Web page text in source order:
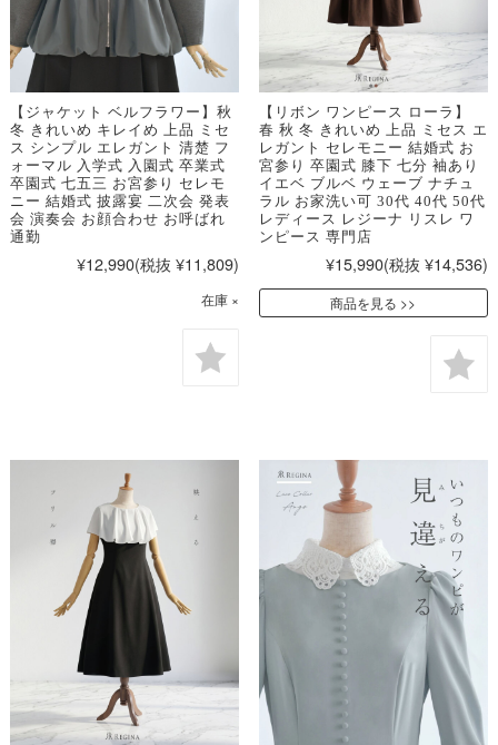
【ジャケット ベルフラワー】秋
冬 きれいめ キレイめ 上品 ミセ
ス シンプル エレガント 清楚 フ
ォーマル 入学式 入園式 卒業式
卒園式 七五三 お宮参り セレモ
ニー 結婚式 披露宴 二次会 発表
会 演奏会 お顔合わせ お呼ばれ
通勤
¥12,990(税抜 ¥11,809)
在庫 ×
【リボン ワンピース ローラ】
春 秋 冬 きれいめ 上品 ミセス エ
レガント セレモニー 結婚式 お
宮参り 卒園式 膝下 七分 袖あり
イエベ ブルベ ウェーブ ナチュ
ラル お家洗い可 30代 40代 50代
レディース レジーナ リスレ ワ
ンピース 専門店
¥15,990(税抜 ¥14,536)
商品を見る